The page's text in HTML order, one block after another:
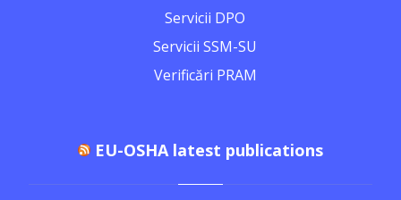
Servicii DPO
Servicii SSM-SU
Verificări PRAM
EU-OSHA latest publications